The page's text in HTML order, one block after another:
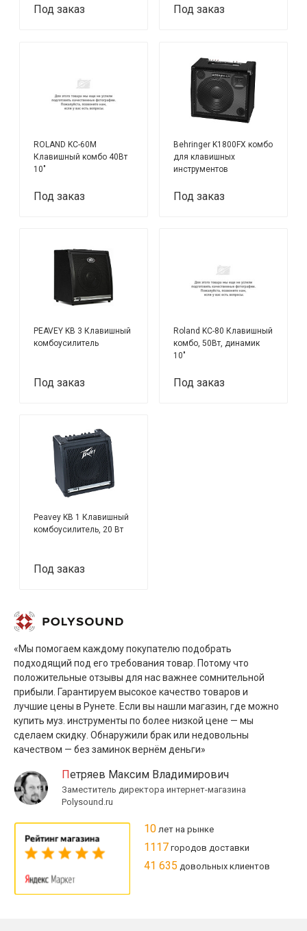
Под заказ Под заказ
ROLAND KC-60M
Клавишный комбо 40Вт
10"
Под заказ
Behringer K1800FX комбо
для клавишных
инструментов
Под заказ
PEAVEY KB 3 Клавишный
комбоусилитель
Под заказ
Roland KC-80 Клавишный
комбо, 50Вт, динамик
10"
Под заказ
Peavey KB 1 Клавишный
комбоусилитель, 20 Вт
Под заказ
«Мы помогаем каждому покупателю подобрать
подходящий под его требования товар. Потому что
положительные отзывы для нас важнее сомнительной
прибыли. Гарантируем высокое качество товаров и
лучшие цены в Рунете. Если вы нашли магазин, где можно
купить муз. инструменты по более низкой цене — мы
сделаем скидку. Обнаружили брак или недовольны
качеством — без заминок вернём деньги»
Петряев Максим Владимирович
Заместитель директора интернет-магазина
Polysound.ru
10 лет на рынке
1117 городов доставки
41 635 довольных клиентов